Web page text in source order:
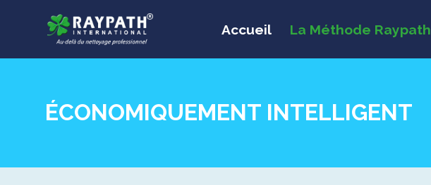
Accueil La Méthode Raypath
ÉCONOMIQUEMENT INTELLIGENT